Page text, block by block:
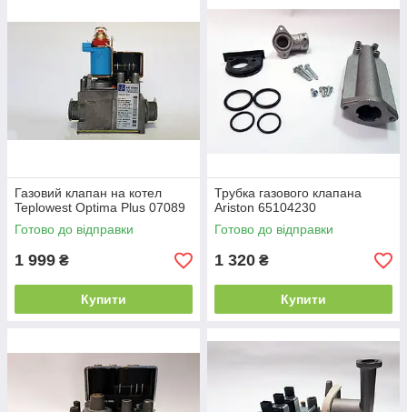
Газовий клапан на котел
Teplowest Optima Plus 07089
Готово до відправки
1 999 ₴
Купити
Трубка газового клапана
Ariston 65104230
Готово до відправки
1 320 ₴
Купити